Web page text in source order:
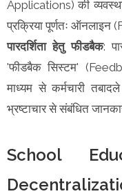
Applications) की
प्रक्रिया पूर्णतः ऑनलाइन
पारदर्शिता हेतु फीडबैक:
'फीडबैक सिस्टम'
माध्यम से कर्मचारी
भ्रष्टाचार से संबंधित
School